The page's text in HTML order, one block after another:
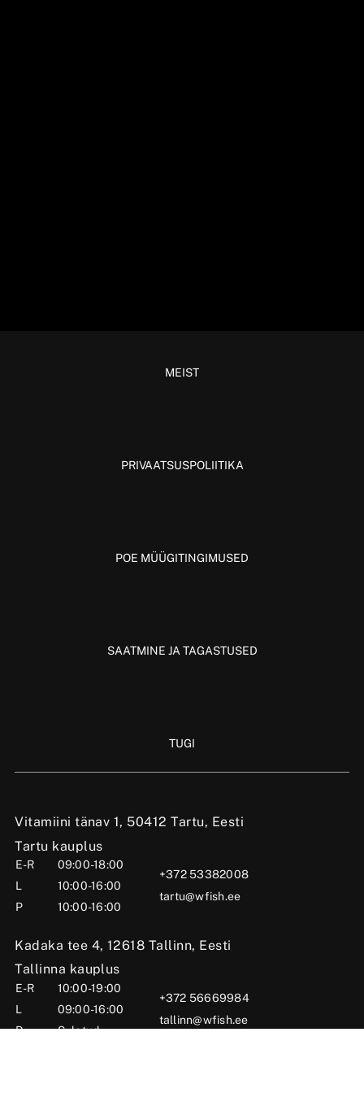
Vitamiini tänav 1, 50412 Tartu, Eesti
Tartu kauplus
E-R
09:00-18:00
L
10:00-16:00
P
10:00-16:00
+372 53382008
tartu@wfish.ee
Kadaka tee 4, 12618 Tallinn, Eesti
Tallinna kauplus
E-R
10:00-19:00
L
09:00-16:00
P
Suletud
+372 56669984
tallinn@wfish.ee
MEIST
PRIVAATSUSPOLIITIKA
POE MÜÜGITINGIMUSED
SAATMINE JA TAGASTUSED
TUGI